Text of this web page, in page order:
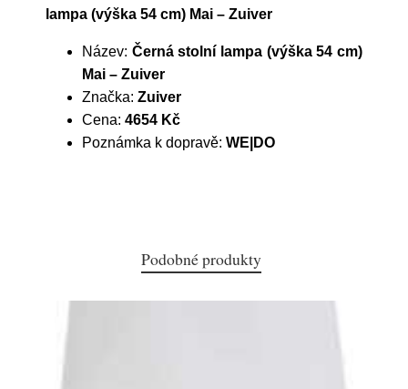
lampa (výška 54 cm) Mai – Zuiver
Název: Černá stolní lampa (výška 54 cm)
Mai – Zuiver
Značka: Zuiver
Cena: 4654 Kč
Poznámka k dopravě: WE|DO
Podobné produkty